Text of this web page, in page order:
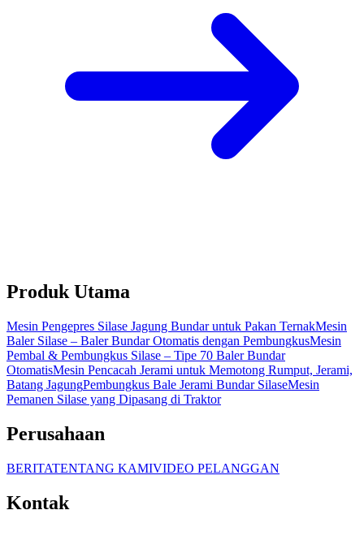
Produk Utama
Mesin Pengepres Silase Jagung Bundar untuk Pakan TernakMesin
Baler Silase – Baler Bundar Otomatis dengan PembungkusMesin
Pembal & Pembungkus Silase – Tipe 70 Baler Bundar
OtomatisMesin Pencacah Jerami untuk Memotong Rumput, Jerami,
Batang JagungPembungkus Bale Jerami Bundar SilaseMesin
Pemanen Silase yang Dipasang di Traktor
Perusahaan
BERITATENTANG KAMIVIDEO PELANGGAN
Kontak